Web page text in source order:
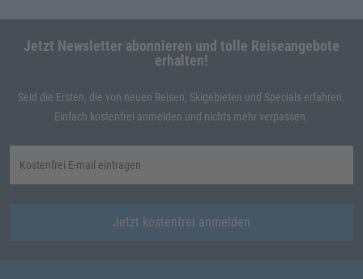
Jetzt Newsletter abonnieren und tolle Reiseangebote
erhalten!
Seid die Ersten, die von neuen Reisen, Skigebieten und Specials erfahren.
Einfach kostenfrei anmelden und nichts mehr verpassen.
Jetzt kostenfrei anmelden